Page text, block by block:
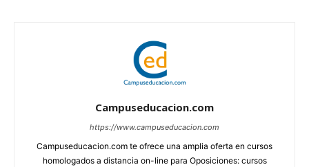
Campuseducacion.com
https://www.campuseducacion.com
Campuseducacion.com te ofrece una amplia oferta en cursos
homologados a distancia on-line para Oposiciones: cursos